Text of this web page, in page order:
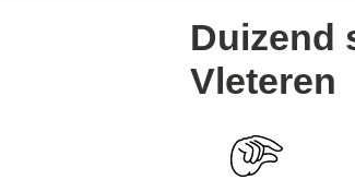
Duizend
Vleteren